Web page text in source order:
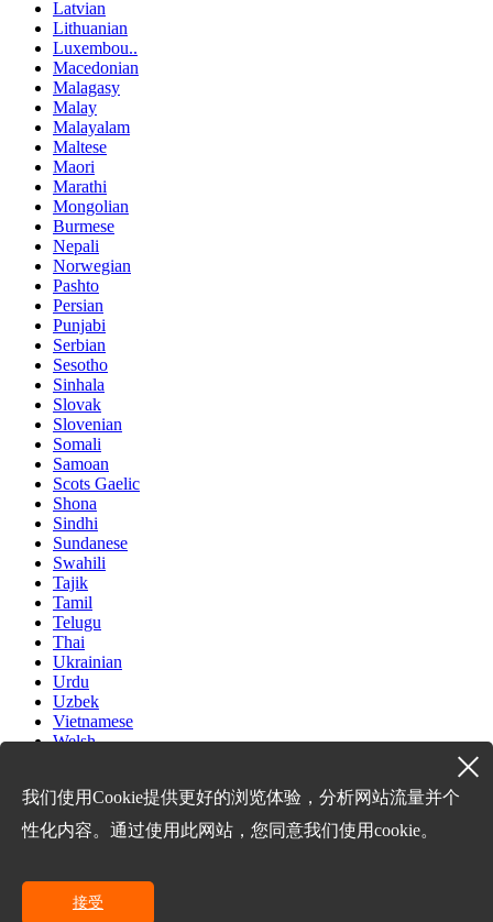
Latvian
Lithuanian
Luxembou..
Macedonian
Malagasy
Malay
Malayalam
Maltese
Maori
Marathi
Mongolian
Burmese
Nepali
Norwegian
Pashto
Persian
Punjabi
Serbian
Sesotho
Sinhala
Slovak
Slovenian
Somali
Samoan
Scots Gaelic
Shona
Sindhi
Sundanese
Swahili
Tajik
Tamil
Telugu
Thai
Ukrainian
Urdu
Uzbek
Vietnamese
Welsh
Yoruba
Zulu
Kinyarwanda
Oriya
Turkmen
我们使用Cookie提供更好的浏览体验，分析网站流量并个
性化内容。通过使用此网站，您同意我们使用cookie。
接受